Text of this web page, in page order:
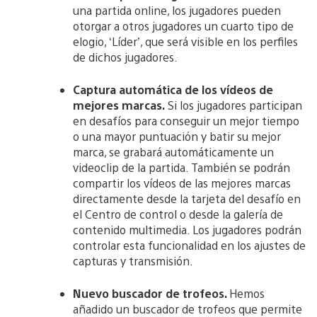
una partida online, los jugadores pueden
otorgar a otros jugadores un cuarto tipo de
elogio, ‘Líder’, que será visible en los perfiles
de dichos jugadores.
Captura automática de los vídeos de
mejores marcas.Si los jugadores participan
en desafíos para conseguir un mejor tiempo
o una mayor puntuación y batir su mejor
marca, se grabará automáticamente un
videoclip de la partida. También se podrán
compartir los vídeos de las mejores marcas
directamente desde la tarjeta del desafío en
el Centro de control o desde la galería de
contenido multimedia. Los jugadores podrán
controlar esta funcionalidad en los ajustes de
capturas y transmisión.
Nuevo buscador de trofeos.Hemos
añadido un buscador de trofeos que permite